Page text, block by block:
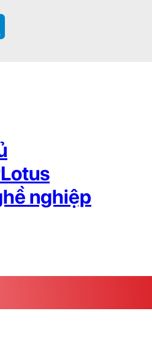
nghiệp